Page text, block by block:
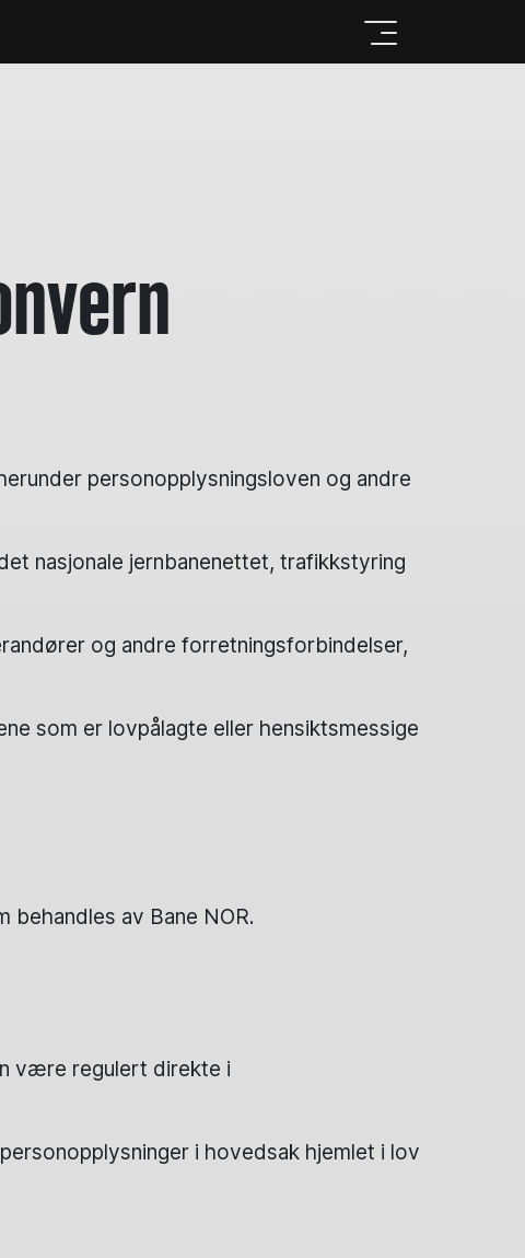
personopplysningsloven og andre
nasjonale jernbanenettet, trafikkstyring
og andre forretningsforbindelser,
som er lovpålagte eller hensiktsmessige
behandles av Bane NOR.
være regulert direkte i
i hovedsak hjemlet i lov